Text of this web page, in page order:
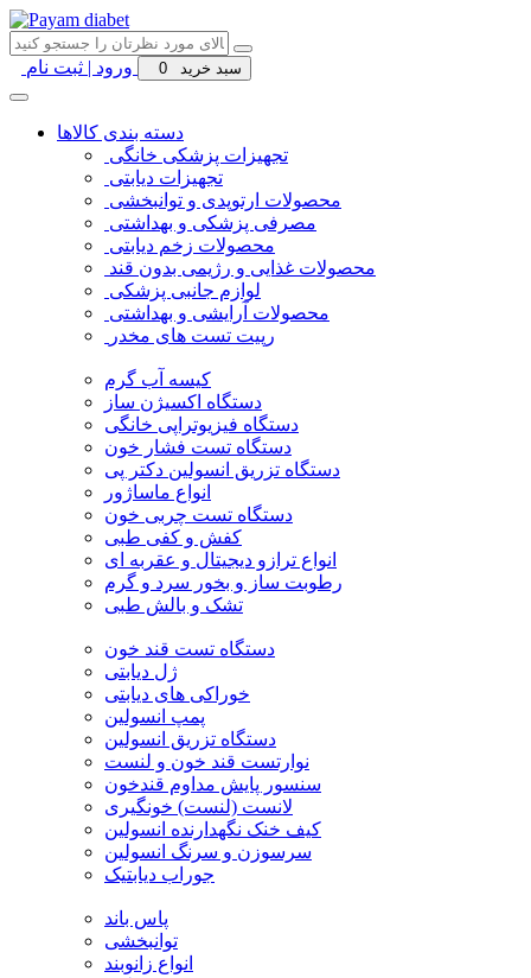
ورود | ثبت نام سبد خرید 0
دسته بندی کالاها
تجهیزات پزشکی خانگی
تجهیزات دیابتی
محصولات ارتوپدی و توانبخشی
مصرفی پزشکی و بهداشتی
محصولات زخم دیابتی
محصولات غذایی و رژیمی بدون قند
لوازم جانبی پزشکی
محصولات آرایشی و بهداشتی
رپیت تست های مخدر
کیسه آب گرم
دستگاه اکسیژن ساز
دستگاه فیزیوتراپی خانگی
دستگاه تست فشار خون
دستگاه تزریق انسولین دکتر پی
انواع ماساژور
دستگاه تست چربی خون
کفش و کفی طبی
انواع ترازو دیجیتال و عقربه ای
رطوبت ساز و بخور سرد و گرم
تشک و بالش طبی
دستگاه تست قند خون
ژل دیابتی
خوراکی های دیابتی
پمپ انسولین
دستگاه تزریق انسولین
نوارتست قند خون و لنست
سنسور پایش مداوم قندخون
لانست (لنست) خونگیری
کیف خنک نگهدارنده انسولین
سرسوزن و سرنگ انسولین
جوراب دیابتیک
پاس باند
توانبخشی
انواع زانوبند